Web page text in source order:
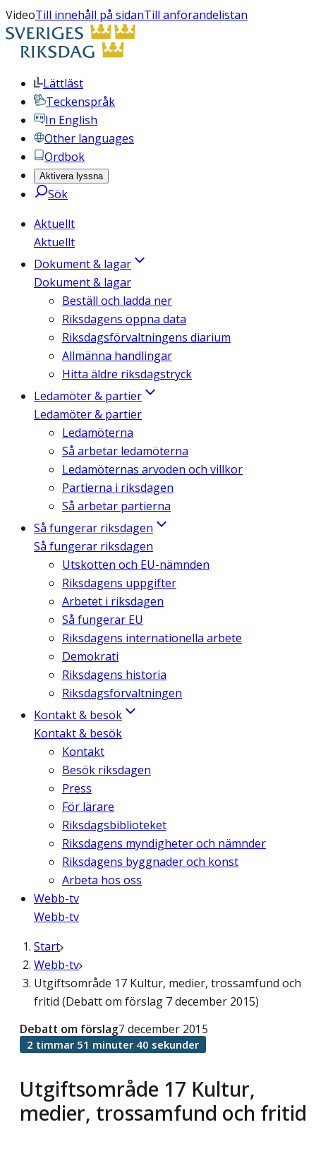
VideoTill innehåll på sidanTill anförandelistan
Lättläst
Teckenspråk
In English
Other languages
Ordbok
Aktivera lyssna
Sök
Aktuellt
Aktuellt
Dokument & lagar
Dokument & lagar
Beställ och ladda ner
Riksdagens öppna data
Riksdagsförvaltningens diarium
Allmänna handlingar
Hitta äldre riksdagstryck
Ledamöter & partier
Ledamöter & partier
Ledamöterna
Så arbetar ledamöterna
Ledamöternas arvoden och villkor
Partierna i riksdagen
Så arbetar partierna
Så fungerar riksdagen
Så fungerar riksdagen
Utskotten och EU-nämnden
Riksdagens uppgifter
Arbetet i riksdagen
Så fungerar EU
Riksdagens internationella arbete
Demokrati
Riksdagens historia
Riksdagsförvaltningen
Kontakt & besök
Kontakt & besök
Kontakt
Besök riksdagen
Press
För lärare
Riksdagsbiblioteket
Riksdagens myndigheter och nämnder
Riksdagens byggnader och konst
Arbeta hos oss
Webb-tv
Webb-tv
Start
Webb-tv
Utgiftsområde 17 Kultur, medier, trossamfund och
fritid (Debatt om förslag 7 december 2015)
Utgiftsområde 17 Kultur,
medier, trossamfund och fritid
Debatt om förslag7 december 2015
2 timmar 51 minuter 40 sekunder